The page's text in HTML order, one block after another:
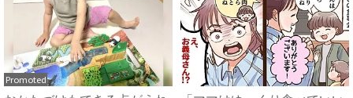
Promoted